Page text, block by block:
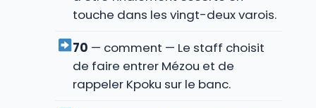
touche dans les vingt-deux varois.
70 — comment — Le staff choisit
de faire entrer Mézou et de
rappeler Kpoku sur le banc.